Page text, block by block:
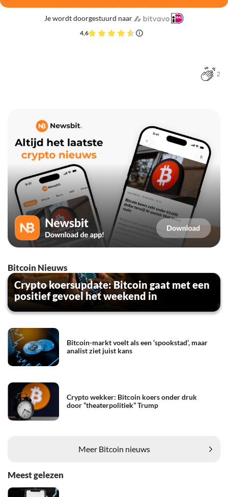
Je wordt doorgestuurd naar
4,6
2
Bitcoin Nieuws
Crypto koersupdate: Bitcoin gaat met een
positief gevoel het weekend in
Bitcoin-markt voelt als een ‘spookstad’, maar
analist ziet juist kans
Crypto wekker: Bitcoin koers onder druk
door “theaterpolitiek” Trump
Meer Bitcoin nieuws
Meest gelezen